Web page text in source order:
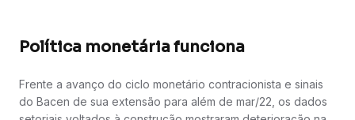
Política monetária funciona
Frente a avanço do ciclo monetário contracionista e sinais
do Bacen de sua extensão para além de mar/22, os dados